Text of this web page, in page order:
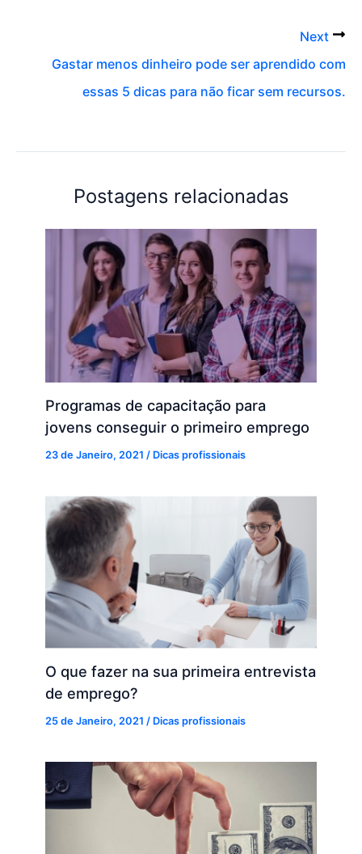
Next
Gastar menos dinheiro pode ser aprendido com
essas 5 dicas para não ficar sem recursos.
Postagens relacionadas
Programas de capacitação para
jovens conseguir o primeiro emprego
23 de Janeiro, 2021 / Dicas profissionais
O que fazer na sua primeira entrevista
de emprego?
25 de Janeiro, 2021/ Dicas profissionais